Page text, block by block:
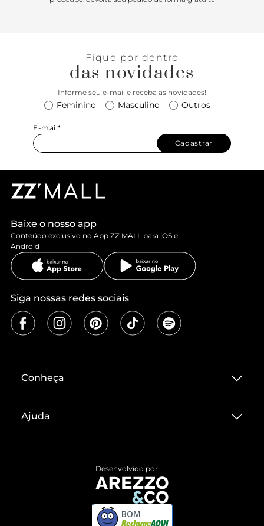
Fique por dentro
das novidades
Informe seu e-mail e receba as novidades!
Feminino Masculino Outros
E-mail*
Cadastrar
Baixe o nosso app
Conteúdo exclusivo no App ZZ MALL para iOS e
Android
Siga nossas redes sociais
Conheça
Termos de Uso
ZZ MALL é confiável
Ajuda
Devolução do Produto
Compre pelo WhatsApp
Desenvolvido por
BOM